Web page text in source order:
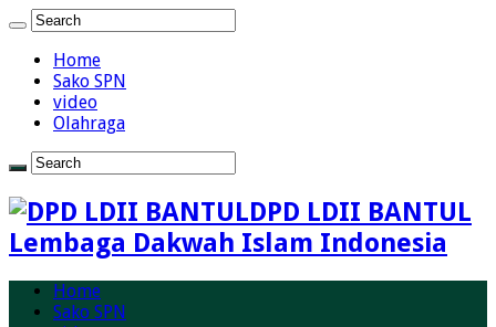
Home
Sako SPN
video
Olahraga
DPD LDII BANTUL
Lembaga Dakwah Islam Indonesia
Home
Sako SPN